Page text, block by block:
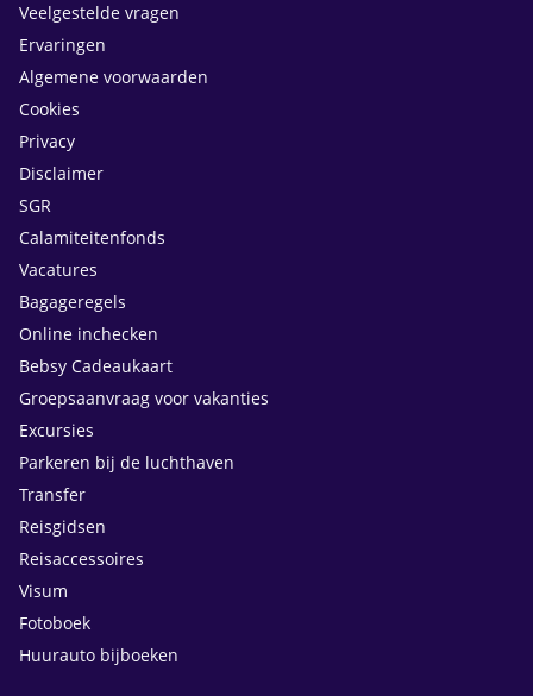
Veelgestelde vragen
Ervaringen
Algemene voorwaarden
Cookies
Privacy
Disclaimer
SGR
Calamiteitenfonds
Vacatures
Bagageregels
Online inchecken
Bebsy Cadeaukaart
Groepsaanvraag voor vakanties
Excursies
Parkeren bij de luchthaven
Transfer
Reisgidsen
Reisaccessoires
Visum
Fotoboek
Huurauto bijboeken